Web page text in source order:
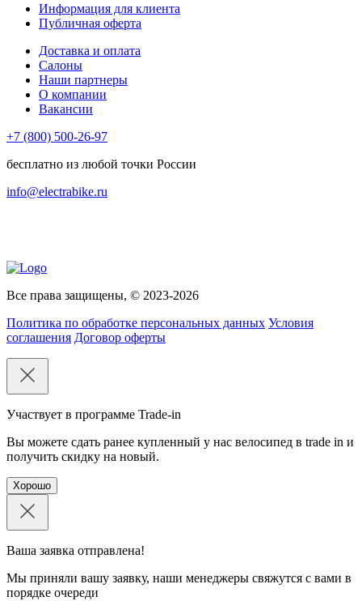
Информация для клиента
Публичная оферта
Доставка и оплата
Салоны
Наши партнеры
О компании
Вакансии
+7 (800) 500-26-97
бесплатно из любой точки России
info@electrabike.ru
Все права защищены, © 2023-2026
Политика по обработке персональных данных Условия
соглашения Договор оферты
Участвует в программе Trade-in
Вы можете сдать ранее купленный у нас велосипед в trade in и
получить скидку на новый.
Хорошо
Ваша заявка отправлена!
Мы приняли вашу заявку, наши менеджеры свяжутся с вами в
порядке очереди